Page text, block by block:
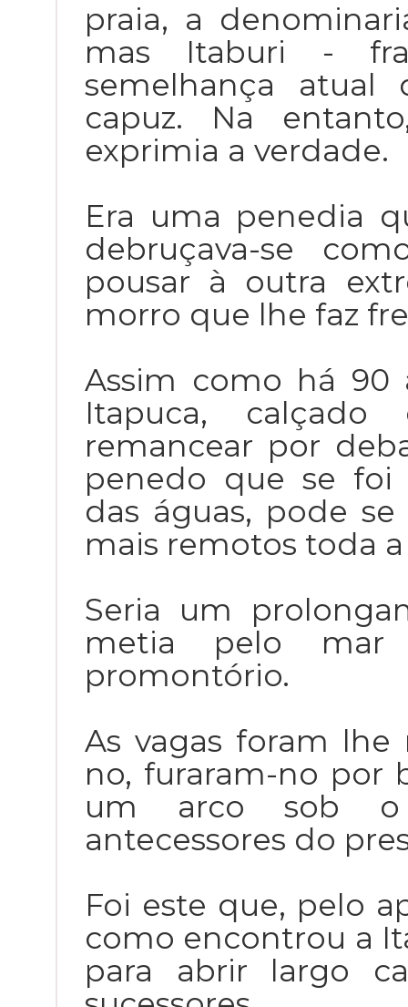
praia, a
mas Itaburi -
semelhança
capuz. Na
exprimia a verdade.
Era uma penedia
debruçava-se
pousar à outra
morro que lhe faz
Assim como há 90
Itapuca,
remancear por
penedo que se
das águas, pode
mais remotos toda
Seria um
metia pelo
promontório.
As vagas foram lhe
no, furaram-no por
um arco sob o
antecessores do
Foi este que, pelo
como encontrou a
para abrir largo